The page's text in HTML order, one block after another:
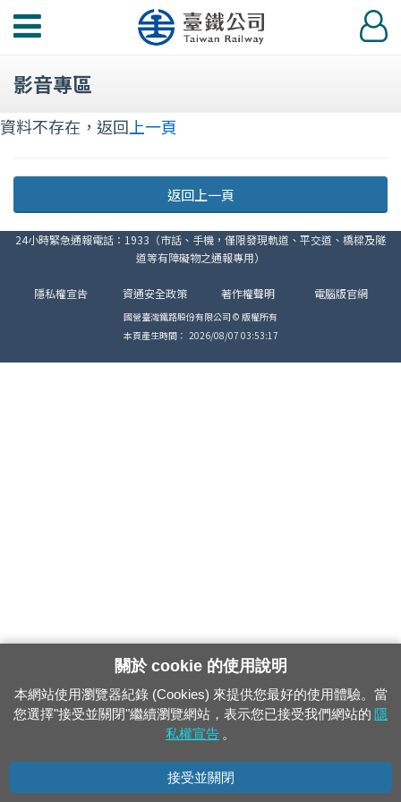
功
選
登
入
影音專區
資料不存在，返回 上一頁
返回上一頁
24小時緊急通報電話：1933（市話、手機，僅限發現軌道、平交道、橋樑及隧
道等有障礙物之通報專用）
隱私權宣告 資通安全政策 著作權聲明 電腦版官網
國營臺灣鐵路股份有限公司 © 版權所有
本頁產生時間： 2026/08/07 03:53:17
關於 cookie 的使用說明
本網站使用瀏覽器紀錄 (Cookies) 來提供您最好的使用體驗。當
您選擇"接受並關閉"繼續瀏覽網站，表示您已接受我們網站的 隱
私權宣告 。
接受並關閉